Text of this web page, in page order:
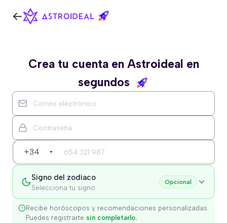
Crea tu cuenta en Astroideal en
segundos
+34
Signo del zodiaco
Selecciona tu signo
Opcional
Recibe horóscopos y recomendaciones personalizadas.
Puedes registrarte sin completarlo.